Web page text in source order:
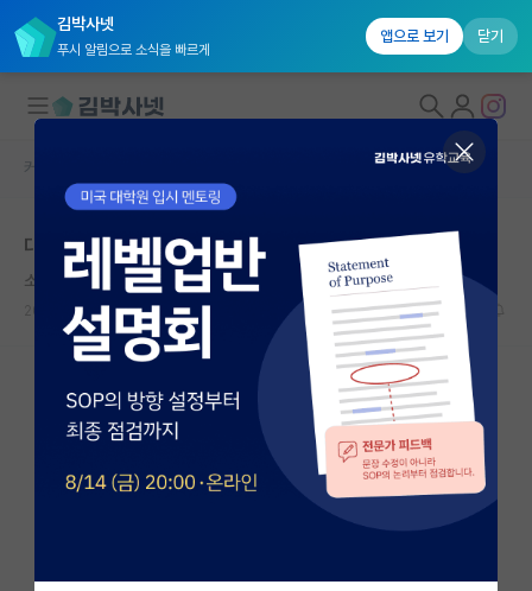
김박사넷
푸시 알림으로 소식을 빠르게
앱으로 보기 닫기
대학원생 모집
국내대학원 정보
연구실&오픈랩
커뮤니티
커뮤니티 홈
전체글보기
베스트 게시판
자유 게시판(아무개랩)
커뮤니티 홈
대학원 관련 도움 부탁드립니다...!
소심한 백석
2025.04.27 4 1861